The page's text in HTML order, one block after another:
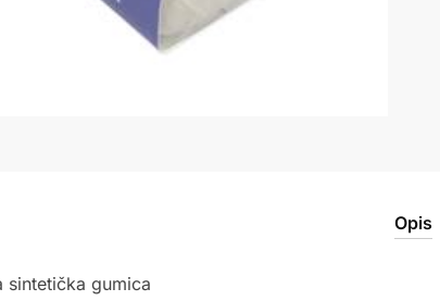
Opis
sintetička gumica